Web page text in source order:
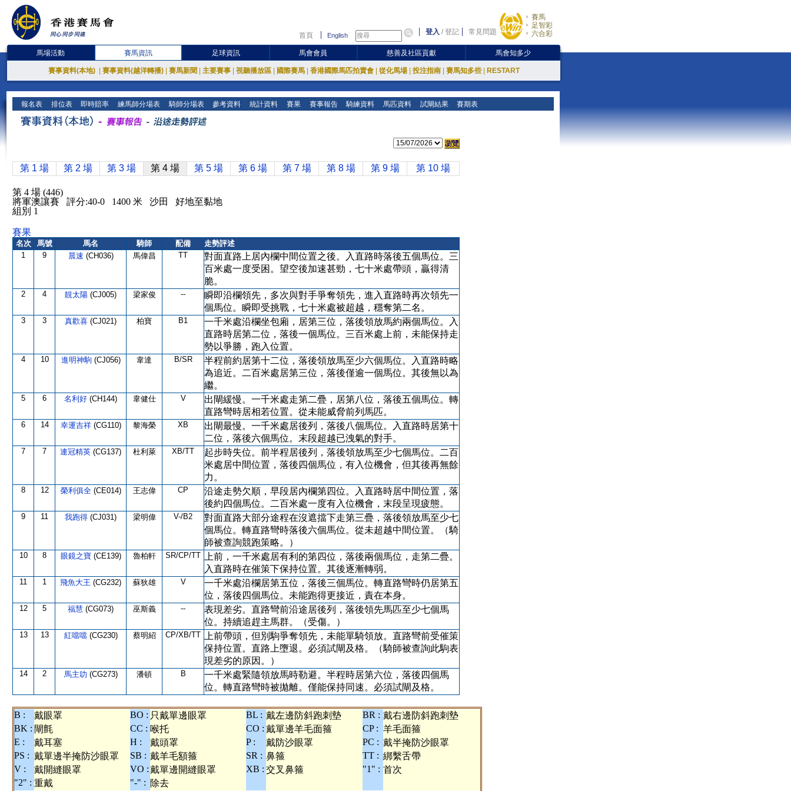
首頁 English 登入 /登記 常見問題
賽馬
足智彩
六合彩
馬場活動 賽馬資訊 足球資訊 馬會會員 慈善及社區貢獻 馬會知多少
賽事資料(本地) 賽事資料(越洋轉播) 賽馬新聞 主要賽事 視聽播放區 國際賽馬 香港國際馬匹拍賣會 從化馬場 投注指南 賽馬知多些 RESTART
報名表 排位表 即時賠率 練馬師分場表 騎師分場表 參考資料 統計資料 賽果 賽事報告 騎練資料 馬匹資料 試閘結果 賽期表
第 1 場 第 2 場 第 3 場 第 4 場 第 5 場 第 6 場 第 7 場 第 8 場 第 9 場 第 10 場
第 4 場 (446)
將軍澳讓賽 評分:40-0 1400 米 沙田 好地至黏地
組別 1
賽果
名次 馬號 馬名 騎師 配備
走勢評述
1
9 晨速 (CH036) 馬偉昌 TT
對面直路上居內欄中間位置之後。入直路時落後五個馬位。三
百米處一度受困。望空後加速甚勁，七十米處帶頭，贏得清
脆。
2 4 靚太陽 (CJ005) 梁家俊 --
瞬即沿欄領先，多次與對手爭奪領先，進入直路時再次領先一
個馬位。瞬即受挑戰，七十米處被超越，穩奪第二名。
3 3 真歡喜 (CJ021) 柏寶 B1
一千米處沿欄坐包廂，居第三位，落後領放馬約兩個馬位。入
直路時居第二位，落後一個馬位。三百米處上前，未能保持走
勢以爭勝，跑入位置。
4 10 進明神駒 (CJ056) 韋達 B/SR
半程前約居第十二位，落後領放馬至少六個馬位。入直路時略
為追近。二百米處居第三位，落後僅逾一個馬位。其後無以為
繼。
5 6 名利好 (CH144) 韋健仕 V
出閘緩慢。一千米處走第二疊，居第八位，落後五個馬位。轉
直路彎時居相若位置。從未能威脅前列馬匹。
6 14 幸運吉祥 (CG110) 黎海榮 XB
出閘最慢。一千米處居後列，落後八個馬位。入直路時居第十
二位，落後六個馬位。末段超越已洩氣的對手。
7 7 連冠精英 (CG137) 杜利萊 XB/TT
起步時失位。前半程居後列，落後領放馬至少七個馬位。二百
米處居中間位置，落後四個馬位，有入位機會，但其後再無餘
力。
8 12 榮利俱全 (CE014) 王志偉 CP
沿途走勢欠順，早段居內欄第四位。入直路時居中間位置，落
後約四個馬位。二百米處一度有入位機會，末段呈現疲態。
9 11 我跑得 (CJ031) 梁明偉 V-/B2
對面直路大部分途程在沒遮擋下走第三疊，落後領放馬至少七
個馬位。轉直路彎時落後六個馬位。從未超越中間位置。（騎
師被查詢競跑策略。）
10 8 眼鏡之寶 (CE139) 魯柏軒 SR/CP/TT
上前，一千米處居有利的第四位，落後兩個馬位，走第二疊。
入直路時在催策下保持位置。其後逐漸轉弱。
11 1 飛魚大王 (CG232) 蘇狄雄 V
一千米處沿欄居第五位，落後三個馬位。轉直路彎時仍居第五
位，落後四個馬位。未能跑得更接近，責在本身。
12 5 福慧 (CG073) 巫斯義 --
表現差劣。直路彎前沿途居後列，落後領先馬匹至少七個馬
位。持續追趕主馬群。（受傷。）
13 13 紅噹噹 (CG230) 蔡明紹 CP/XB/TT
上前帶頭，但別駒爭奪領先，未能單騎領放。直路彎前受催策
保持位置。直路上墮退。必須試閘及格。（騎師被查詢此駒表
現差劣的原因。）
14 2 馬主叻 (CG273) 潘頓 B
一千米處緊隨領放馬時勒避。半程時居第六位，落後四個馬
位。轉直路彎時被拋離。僅能保持同速。必須試閘及格。
B : 戴眼罩 BO : 只戴單邊眼罩 BL : 戴左邊防斜跑刺墊 BR : 戴右邊防斜跑刺墊
BK : 閘氈 CC : 喉托 CO : 戴單邊羊毛面箍 CP : 羊毛面箍
E :
戴耳塞 H : 戴頭罩 P : 戴防沙眼罩 PC : 戴半掩防沙眼罩
PS : 戴單邊半掩防沙眼罩 SB : 戴羊毛額箍 SR : 鼻箍 TT : 綁繫舌帶
V :
戴開縫眼罩 VO :戴單邊開縫眼罩 XB : 交叉鼻箍 "1" : 首次
"2" : 重戴 "-" : 除去